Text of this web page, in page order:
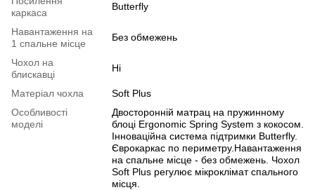
каркаса
Butterfly
Навантаження на
1 спальне місце
Без обмежень
Чохол на
блискавці
Ні
Матеріал чохла
Soft Plus
Особливості
моделі
Двосторонній матрац на пружинному
блоці Ergonomic Spring System з кокосом.
Інноваційна система підтримки Butterfly.
Єврокаркас по периметру.Навантаження
на спальне місце - без обмежень. Чохол
Soft Plus регулює мікроклімат спального
місця.